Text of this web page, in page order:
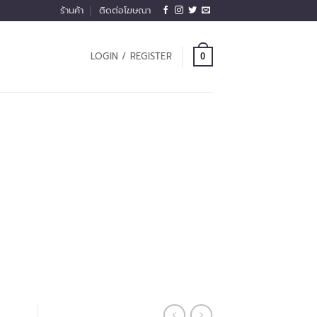
ร้านค้า ติดต่อโฆษณา
LOGIN / REGISTER 0